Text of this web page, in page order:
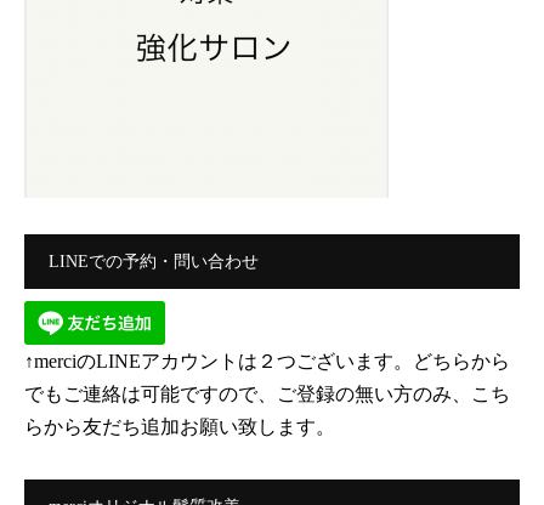
LINEでの予約・問い合わせ
↑merciのLINEアカウントは２つございます。どちらから
でもご連絡は可能ですので、ご登録の無い方のみ、こち
らから友だち追加お願い致します。